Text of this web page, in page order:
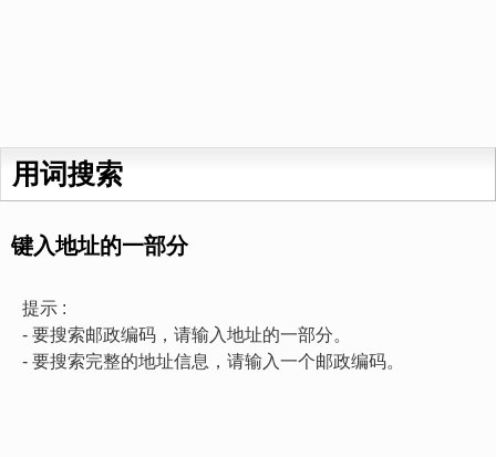
用词搜索
键入地址的一部分
提示 :
- 要搜索邮政编码，请输入地址的一部分。
- 要搜索完整的地址信息，请输入一个邮政编码。